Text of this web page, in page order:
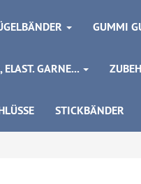
GUMMI
GARNE...
STICKBÄNDER